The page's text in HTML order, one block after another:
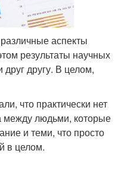
аспекты
результаты научных
другу. В целом,
что практически нет
между людьми, которые
и теми, что просто
в целом.